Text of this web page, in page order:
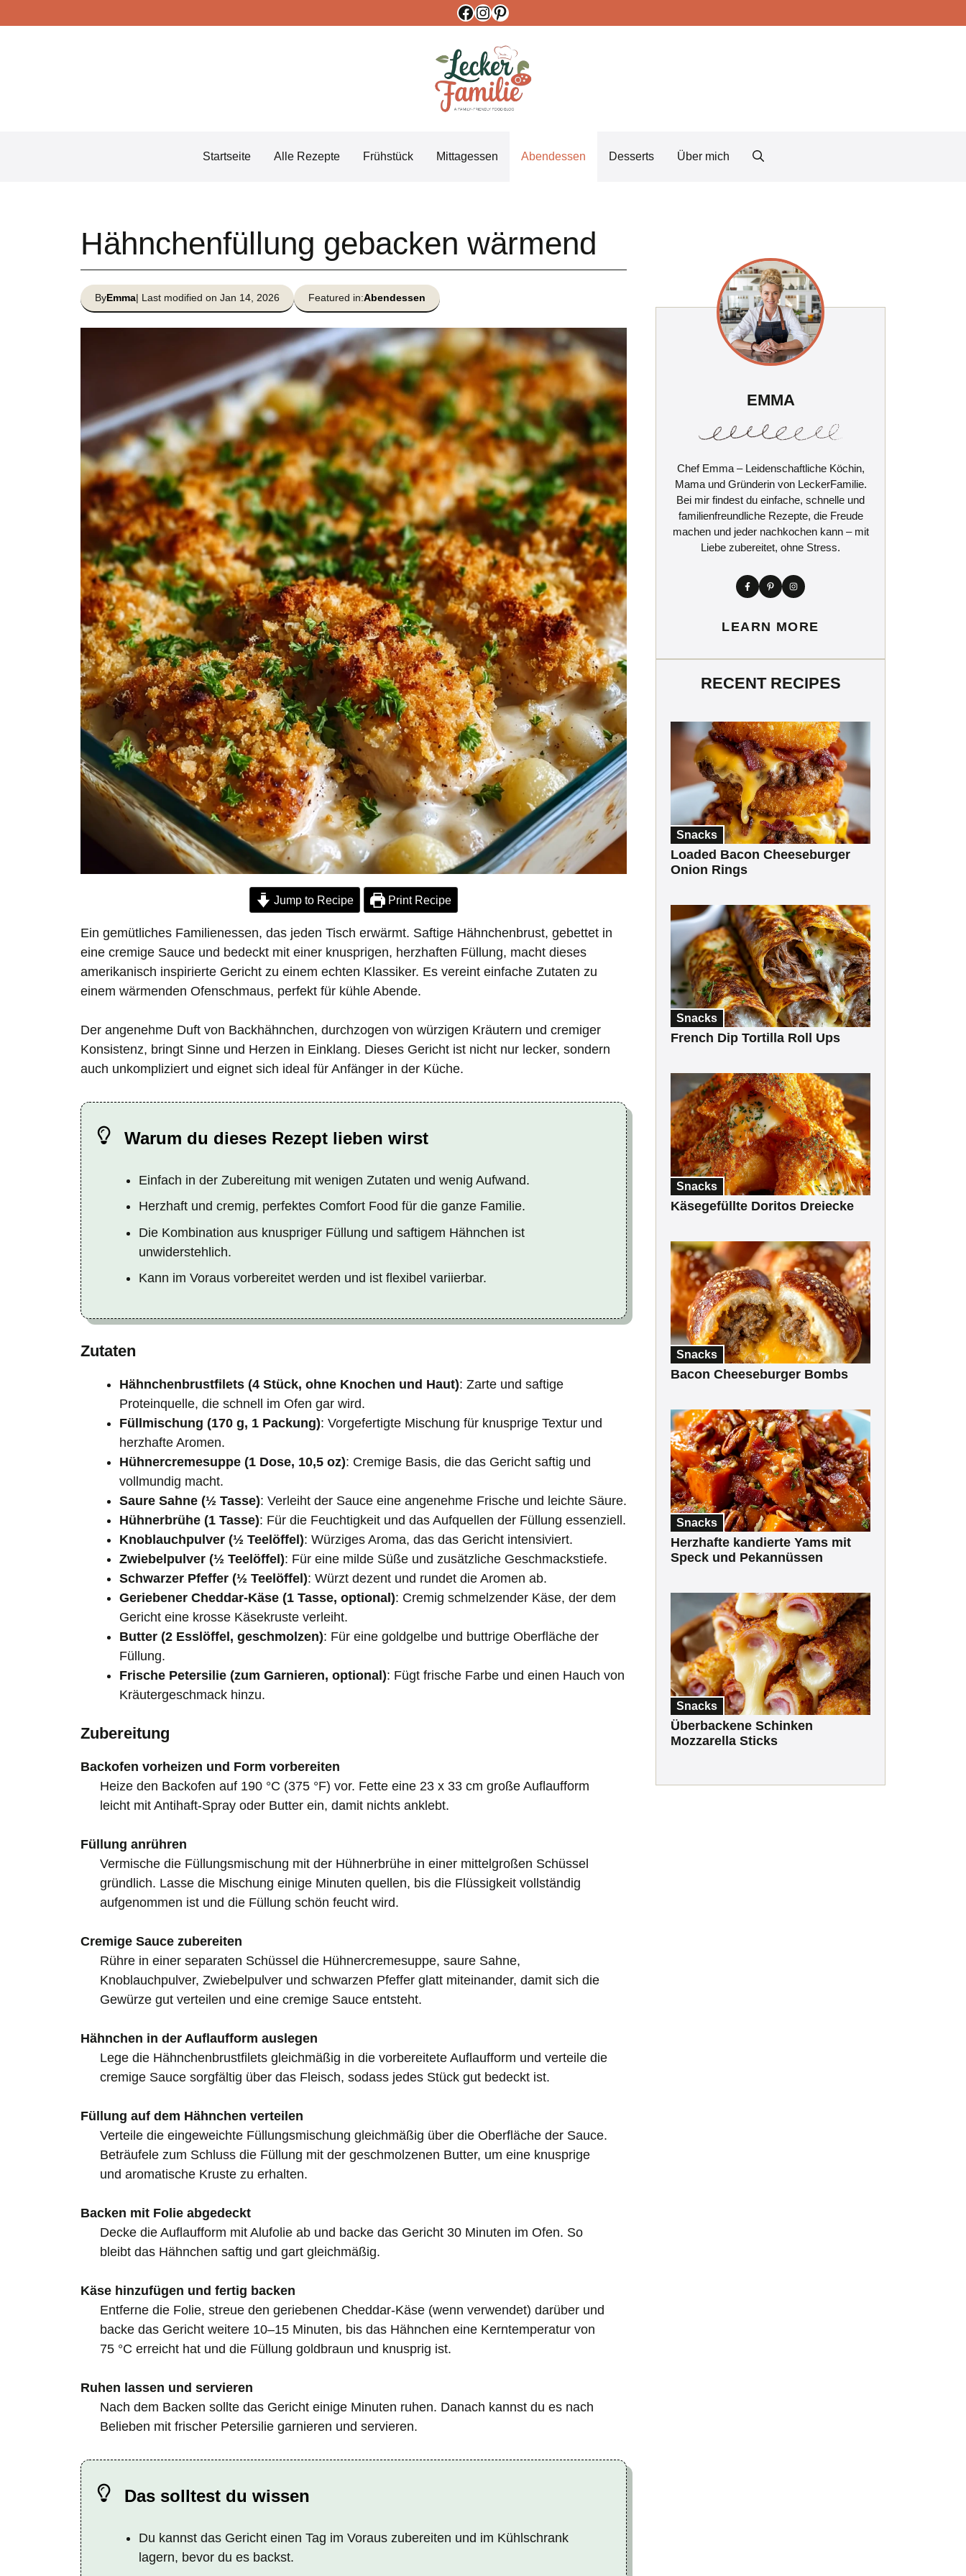
Facebook
Instagram
Pinterest
Startseite Alle Rezepte Frühstück Mittagessen Abendessen Desserts Über mich
Hähnchenfüllung gebacken wärmend
ByEmma| Last modified on Jan 14, 2026 Featured in:Abendessen
Jump to Recipe Print Recipe
Ein gemütliches Familienessen, das jeden Tisch erwärmt. Saftige Hähnchenbrust, gebettet in
eine cremige Sauce und bedeckt mit einer knusprigen, herzhaften Füllung, macht dieses
amerikanisch inspirierte Gericht zu einem echten Klassiker. Es vereint einfache Zutaten zu
einem wärmenden Ofenschmaus, perfekt für kühle Abende.
Der angenehme Duft von Backhähnchen, durchzogen von würzigen Kräutern und cremiger
Konsistenz, bringt Sinne und Herzen in Einklang. Dieses Gericht ist nicht nur lecker, sondern
auch unkompliziert und eignet sich ideal für Anfänger in der Küche.
Warum du dieses Rezept lieben wirst
Einfach in der Zubereitung mit wenigen Zutaten und wenig Aufwand.
Herzhaft und cremig, perfektes Comfort Food für die ganze Familie.
Die Kombination aus knuspriger Füllung und saftigem Hähnchen ist
unwiderstehlich.
Kann im Voraus vorbereitet werden und ist flexibel variierbar.
Zutaten
Hähnchenbrustfilets (4 Stück, ohne Knochen und Haut): Zarte und saftige
Proteinquelle, die schnell im Ofen gar wird.
Füllmischung (170 g, 1 Packung): Vorgefertigte Mischung für knusprige Textur und
herzhafte Aromen.
Hühnercremesuppe (1 Dose, 10,5 oz): Cremige Basis, die das Gericht saftig und
vollmundig macht.
Saure Sahne (½ Tasse): Verleiht der Sauce eine angenehme Frische und leichte Säure.
Hühnerbrühe (1 Tasse): Für die Feuchtigkeit und das Aufquellen der Füllung essenziell.
Knoblauchpulver (½ Teelöffel): Würziges Aroma, das das Gericht intensiviert.
Zwiebelpulver (½ Teelöffel): Für eine milde Süße und zusätzliche Geschmackstiefe.
Schwarzer Pfeffer (½ Teelöffel): Würzt dezent und rundet die Aromen ab.
Geriebener Cheddar-Käse (1 Tasse, optional): Cremig schmelzender Käse, der dem
Gericht eine krosse Käsekruste verleiht.
Butter (2 Esslöffel, geschmolzen): Für eine goldgelbe und buttrige Oberfläche der
Füllung.
Frische Petersilie (zum Garnieren, optional): Fügt frische Farbe und einen Hauch von
Kräutergeschmack hinzu.
Zubereitung
Backofen vorheizen und Form vorbereiten
Heize den Backofen auf 190 °C (375 °F) vor. Fette eine 23 x 33 cm große Auflaufform
leicht mit Antihaft-Spray oder Butter ein, damit nichts anklebt.
Füllung anrühren
Vermische die Füllungsmischung mit der Hühnerbrühe in einer mittelgroßen Schüssel
gründlich. Lasse die Mischung einige Minuten quellen, bis die Flüssigkeit vollständig
aufgenommen ist und die Füllung schön feucht wird.
Cremige Sauce zubereiten
Rühre in einer separaten Schüssel die Hühnercremesuppe, saure Sahne,
Knoblauchpulver, Zwiebelpulver und schwarzen Pfeffer glatt miteinander, damit sich die
Gewürze gut verteilen und eine cremige Sauce entsteht.
Hähnchen in der Auflaufform auslegen
Lege die Hähnchenbrustfilets gleichmäßig in die vorbereitete Auflaufform und verteile die
cremige Sauce sorgfältig über das Fleisch, sodass jedes Stück gut bedeckt ist.
Füllung auf dem Hähnchen verteilen
Verteile die eingeweichte Füllungsmischung gleichmäßig über die Oberfläche der Sauce.
Beträufele zum Schluss die Füllung mit der geschmolzenen Butter, um eine knusprige
und aromatische Kruste zu erhalten.
Backen mit Folie abgedeckt
Decke die Auflaufform mit Alufolie ab und backe das Gericht 30 Minuten im Ofen. So
bleibt das Hähnchen saftig und gart gleichmäßig.
Käse hinzufügen und fertig backen
Entferne die Folie, streue den geriebenen Cheddar-Käse (wenn verwendet) darüber und
backe das Gericht weitere 10–15 Minuten, bis das Hähnchen eine Kerntemperatur von
75 °C erreicht hat und die Füllung goldbraun und knusprig ist.
Ruhen lassen und servieren
Nach dem Backen sollte das Gericht einige Minuten ruhen. Danach kannst du es nach
Belieben mit frischer Petersilie garnieren und servieren.
Das solltest du wissen
Du kannst das Gericht einen Tag im Voraus zubereiten und im Kühlschrank
lagern, bevor du es backst.
EMMA
Chef Emma – Leidenschaftliche Köchin,
Mama und Gründerin von LeckerFamilie.
Bei mir findest du einfache, schnelle und
familienfreundliche Rezepte, die Freude
machen und jeder nachkochen kann – mit
Liebe zubereitet, ohne Stress.
LEARN MORE
RECENT RECIPES
Snacks
Loaded Bacon Cheeseburger
Onion Rings
Snacks
French Dip Tortilla Roll Ups
Snacks
Käsegefüllte Doritos Dreiecke
Snacks
Bacon Cheeseburger Bombs
Snacks
Herzhafte kandierte Yams mit
Speck und Pekannüssen
Snacks
Überbackene Schinken
Mozzarella Sticks